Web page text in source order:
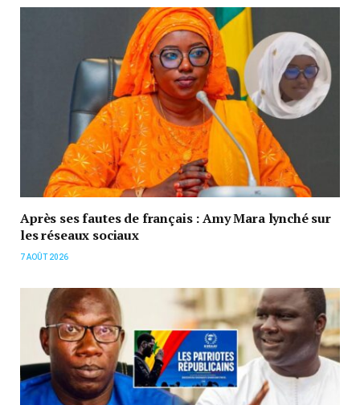
Après ses fautes de français : Amy Mara lynché sur
les réseaux sociaux
7 AOÛT 2026